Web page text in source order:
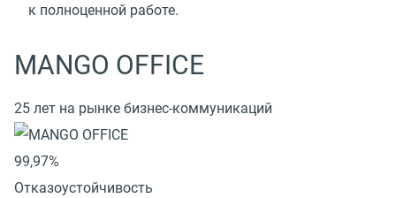
к полноценной работе.
MANGO OFFICE
25 лет на рынке бизнес-коммуникаций
99,97%
Отказоустойчивость